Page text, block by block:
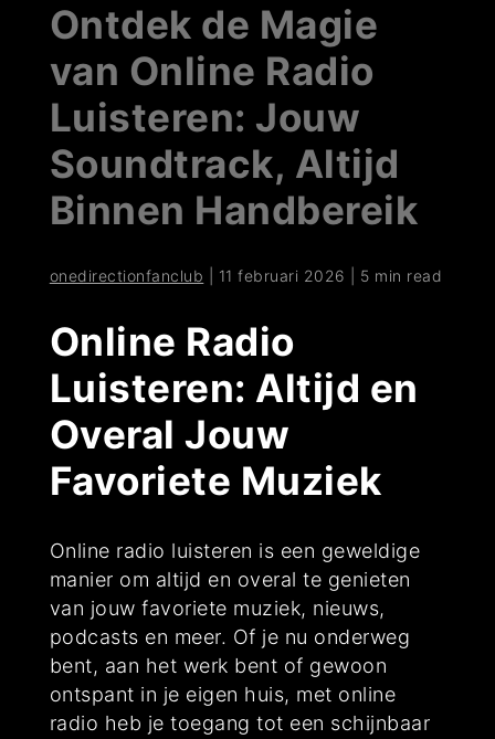
Ontdek de Magie
van Online Radio
Luisteren: Jouw
Soundtrack, Altijd
Binnen Handbereik
onedirectionfanclub 11 februari 2026 5 min read
Online Radio
Luisteren: Altijd en
Overal Jouw
Favoriete Muziek
Online radio luisteren is een geweldige
manier om altijd en overal te genieten
van jouw favoriete muziek, nieuws,
podcasts en meer. Of je nu onderweg
bent, aan het werk bent of gewoon
ontspant in je eigen huis, met online
radio heb je toegang tot een schijnbaar